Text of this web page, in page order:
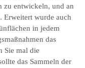
zu entwickeln, und an
Erweitert wurde auch
in jedem
das
Sie mal die
das Sammeln der